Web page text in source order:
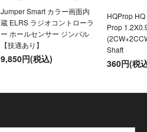
Jumper Smart カラー画面内
蔵 ELRS ラジオコントローラ
ー ホールセンサー ジンバル
【技適あり】
9,850円(税込)
HQProp
Prop
Shaft
360円(税